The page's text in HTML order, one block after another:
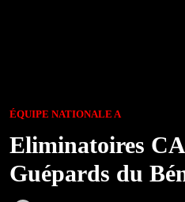
ÉQUIPE NATIONALE A
Eliminatoires
Guépards du